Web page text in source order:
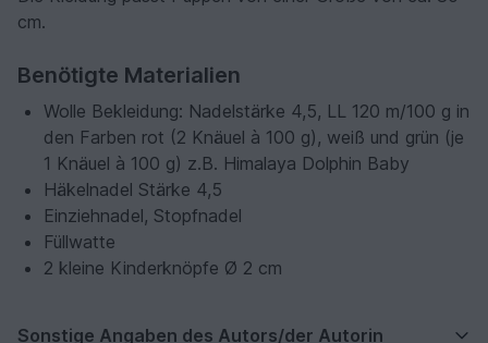
cm.
Benötigte Materialien
Wolle Bekleidung: Nadelstärke 4,5, LL 120 m/100 g in
den Farben rot (2 Knäuel à 100 g), weiß und grün (je
1 Knäuel à 100 g) z.B. Himalaya Dolphin Baby
Häkelnadel Stärke 4,5
Einziehnadel, Stopfnadel
Füllwatte
2 kleine Kinderknöpfe Ø 2 cm
Sonstige Angaben des Autors/der Autorin